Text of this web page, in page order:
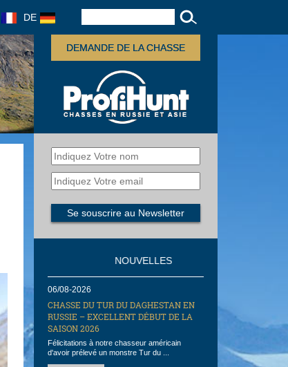
DE
DEMANDE DE LA CHASSE
NOUVELLES
06/08-2026
CHASSE DU TUR DU DAGHESTAN EN
RUSSIE – EXCELLENT DÉBUT DE LA
SAISON 2026
Félicitations à notre chasseur américain
d'avoir prélevé un monstre Tur du ...